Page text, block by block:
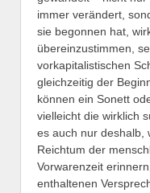
immer verändert,
sie begonnen hat,
übereinzustimmen,
vorkapitalistischen
gleichzeitig der
können ein Sonett
vielleicht die wirklich
es auch nur deshalb,
Reichtum der
Vorwarenzeit
enthaltenen